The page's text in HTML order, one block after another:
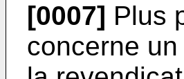
[0007] Plus
concerne